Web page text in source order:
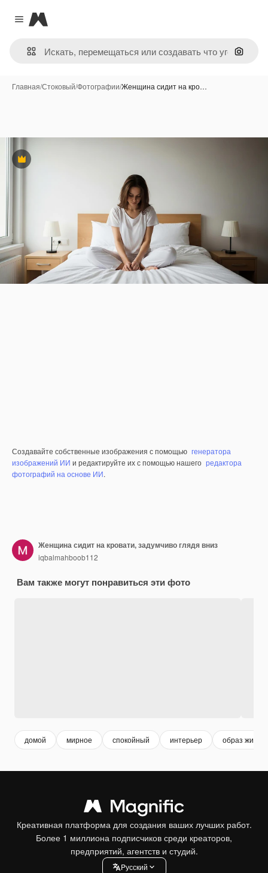
Close menu
Magnific
Поиск
Главная/Стоковый/Фотографии/Женщина сидит на кро…
Премиум
Создавайте собственные изображения с помощью генератора
изображений ИИ и редактируйте их с помощью нашего редактора
фотографий на основе ИИ.
Женщина сидит на кровати, задумчиво глядя вниз
iqbalmahboob112
Вам также могут понравиться эти фото
домой мирное спокойный интерьер образ жизни
Креативная платформа для создания ваших лучших работ.
Более 1 миллиона подписчиков среди креаторов,
предприятий, агентств и студий.
Pусский